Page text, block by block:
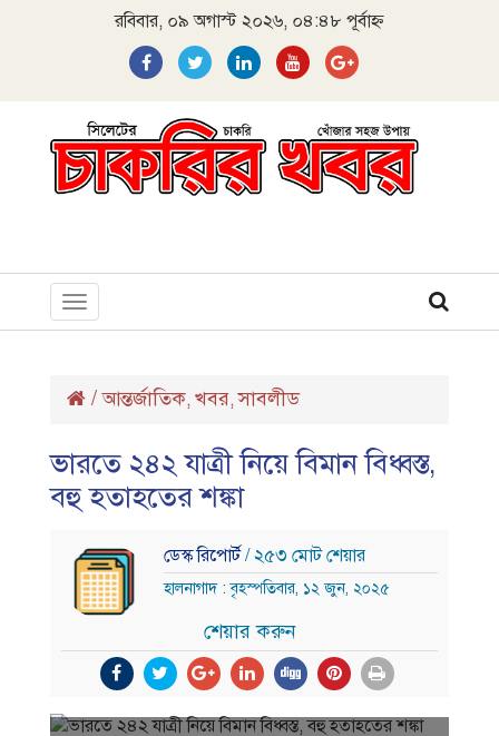
রবিবার, ০৯ অগাস্ট ২০২৬, ০৪:৪৮ পূর্বাহ্ন
Toggle
navigation
/আন্তর্জাতিক, খবর,সাবলীড
ভারতে ২৪২ যাত্রী নিয়ে বিমান বিধ্বস্ত,
বহু হতাহতের শঙ্কা
ডেস্ক রিপোর্ট/ ২৫৩ মোট শেয়ার
হালনাগাদ : বৃহস্পতিবার, ১২ জুন, ২০২৫
শেয়ার করুন